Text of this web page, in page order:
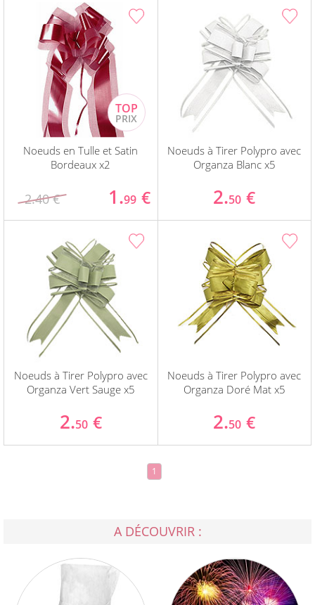
Noeuds en Tulle et Satin
Bordeaux x2
2.40 € 1.99 €
Noeuds à Tirer Polypro avec
Organza Blanc x5
2.50 €
Noeuds à Tirer Polypro avec
Organza Vert Sauge x5
2.50 €
Noeuds à Tirer Polypro avec
Organza Doré Mat x5
2.50 €
1
A DÉCOUVRIR :